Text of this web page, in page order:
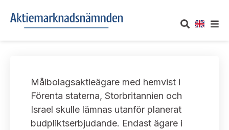
Om oss
Vårt uppdrag
UTTALANDEN
Om nämndens uttalanden
TAKEOVER-REGLER
Målbolagsaktieägare med hemvist i
Förenta staterna, Storbritannien och
Israel skulle lämnas utanför planerat
budpliktserbjudande. Endast ägare i